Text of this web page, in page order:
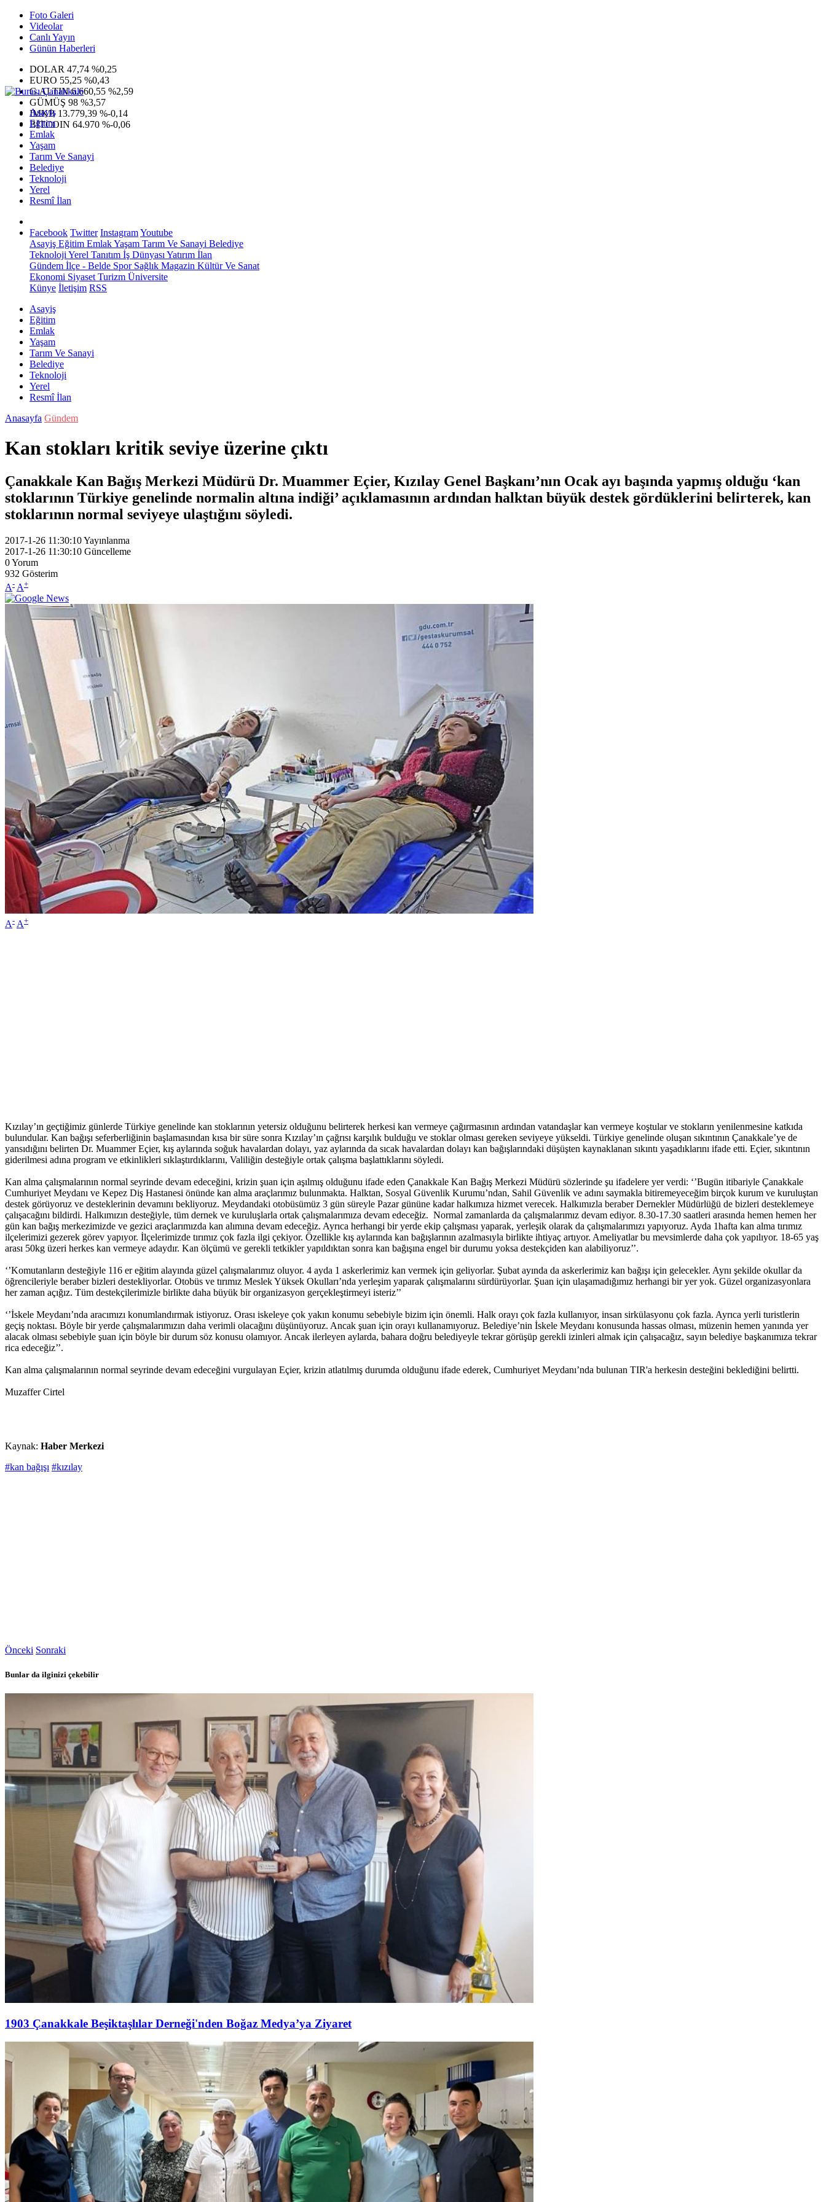
Foto Galeri
Videolar
Canlı Yayın
Günün Haberleri
DOLAR 47,74 %0,25
EURO 55,25 %0,43
G.ALTIN6.660,55 %2,59
GÜMÜŞ 98 %3,57
IMKB 13.779,39 %-0,14
BITCOIN 64.970 %-0,06
Asayiş
Eğitim
Emlak
Yaşam
Tarım Ve Sanayi
Belediye
Teknoloji
Yerel
Resmî İlan
Facebook Twitter InstagramYoutube
Asayiş Eğitim EmlakYaşam Tarım Ve Sanayi Belediye
Teknoloji Yerel Tanıtım İş Dünyası Yatırım İlan
Gündem İlçe - Belde SporSağlık Magazin Kültür Ve Sanat
Ekonomi Siyaset Turizm Üniversite
Künye İletişim RSS
Asayiş
Eğitim
Emlak
Yaşam
Tarım Ve Sanayi
Belediye
Teknoloji
Yerel
Resmî İlan
Anasayfa Gündem
Kan stokları kritik seviye üzerine çıktı
Çanakkale Kan Bağış Merkezi Müdürü Dr. Muammer Eçier, Kızılay Genel Başkanı’nın Ocak ayı başında yapmış olduğu ‘kan
stoklarının Türkiye genelinde normalin altına indiği’ açıklamasının ardından halktan büyük destek gördüklerini belirterek, kan
stoklarının normal seviyeye ulaştığını söyledi.
2017-1-26 11:30:10Yayınlanma
2017-1-26 11:30:10 Güncelleme
0Yorum
932 Gösterim
A- A+
A- A+
Kızılay’ın geçtiğimiz günlerde Türkiye genelinde kan stoklarının yetersiz olduğunu belirterek herkesi kan vermeye çağırmasının ardından vatandaşlar kan vermeye koştular ve stokların yenilenmesine katkıda
bulundular. Kan bağışı seferberliğinin başlamasından kısa bir süre sonra Kızılay’ın çağrısı karşılık bulduğu ve stoklar olması gereken seviyeye yükseldi. Türkiye genelinde oluşan sıkıntının Çanakkale’ye de
yansıdığını belirten Dr. Muammer Eçier, kış aylarında soğuk havalardan dolayı, yaz aylarında da sıcak havalardan dolayı kan bağışlarındaki düşüşten kaynaklanan sıkıntı yaşadıklarını ifade etti. Eçier, sıkıntının
giderilmesi adına program ve etkinlikleri sıklaştırdıklarını, Valiliğin desteğiyle ortak çalışma başlattıklarını söyledi.
Kan alma çalışmalarının normal seyrinde devam edeceğini, krizin şuan için aşılmış olduğunu ifade eden Çanakkale Kan Bağış Merkezi Müdürü sözlerinde şu ifadelere yer verdi: ‘’Bugün itibariyle Çanakkale
Cumhuriyet Meydanı ve Kepez Diş Hastanesi önünde kan alma araçlarımız bulunmakta. Halktan, Sosyal Güvenlik Kurumu’ndan, Sahil Güvenlik ve adını saymakla bitiremeyeceğim birçok kurum ve kuruluştan
destek görüyoruz ve desteklerinin devamını bekliyoruz. Meydandaki otobüsümüz 3 gün süreyle Pazar gününe kadar halkımıza hizmet verecek. Halkımızla beraber Dernekler Müdürlüğü de bizleri desteklemeye
çalışacağını bildirdi. Halkımızın desteğiyle, tüm dernek ve kuruluşlarla ortak çalışmalarımıza devam edeceğiz. Normal zamanlarda da çalışmalarımız devam ediyor. 8.30-17.30 saatleri arasında hemen hemen her
gün kan bağış merkezimizde ve gezici araçlarımızda kan alımına devam edeceğiz. Ayrıca herhangi bir yerde ekip çalışması yaparak, yerleşik olarak da çalışmalarımızı yapıyoruz. Ayda 1hafta kan alma tırımız
ilçelerimizi gezerek görev yapıyor. İlçelerimizde tırımız çok fazla ilgi çekiyor. Özellikle kış aylarında kan bağışlarının azalmasıyla birlikte ihtiyaç artıyor. Ameliyatlar bu mevsimlerde daha çok yapılıyor. 18-65 yaş
arası 50kg üzeri herkes kan vermeye adaydır. Kan ölçümü ve gerekli tetkikler yapıldıktan sonra kan bağışına engel bir durumu yoksa destekçiden kan alabiliyoruz’’.
‘’Komutanların desteğiyle 116 er eğitim alayında güzel çalışmalarımız oluyor. 4 ayda 1 askerlerimiz kan vermek için geliyorlar. Şubat ayında da askerlerimiz kan bağışı için gelecekler. Aynı şekilde okullar da
öğrencileriyle beraber bizleri destekliyorlar. Otobüs ve tırımız Meslek Yüksek Okulları’nda yerleşim yaparak çalışmalarını sürdürüyorlar. Şuan için ulaşamadığımız herhangi bir yer yok. Güzel organizasyonlara
her zaman açığız. Tüm destekçilerimizle birlikte daha büyük bir organizasyon gerçekleştirmeyi isteriz’’
‘’İskele Meydanı’nda aracımızı konumlandırmak istiyoruz. Orası iskeleye çok yakın konumu sebebiyle bizim için önemli. Halk orayı çok fazla kullanıyor, insan sirkülasyonu çok fazla. Ayrıca yerli turistlerin
geçiş noktası. Böyle bir yerde çalışmalarımızın daha verimli olacağını düşünüyoruz. Ancak şuan için orayı kullanamıyoruz. Belediye’nin İskele Meydanı konusunda hassas olması, müzenin hemen yanında yer
alacak olması sebebiyle şuan için böyle bir durum söz konusu olamıyor. Ancak ilerleyen aylarda, bahara doğru belediyeyle tekrar görüşüp gerekli izinleri almak için çalışacağız, sayın belediye başkanımıza tekrar
rica edeceğiz’’.
Kan alma çalışmalarının normal seyrinde devam edeceğini vurgulayan Eçier, krizin atlatılmış durumda olduğunu ifade ederek, Cumhuriyet Meydanı’nda bulunan TIR'a herkesin desteğini beklediğini belirtti.
Muzaffer Cirtel
Kaynak: Haber Merkezi
#kan bağışı #kızılay
Önceki Sonraki
Bunlar da ilginizi çekebilir
1903 Çanakkale Beşiktaşlılar Derneği'nden Boğaz Medya’ya Ziyaret